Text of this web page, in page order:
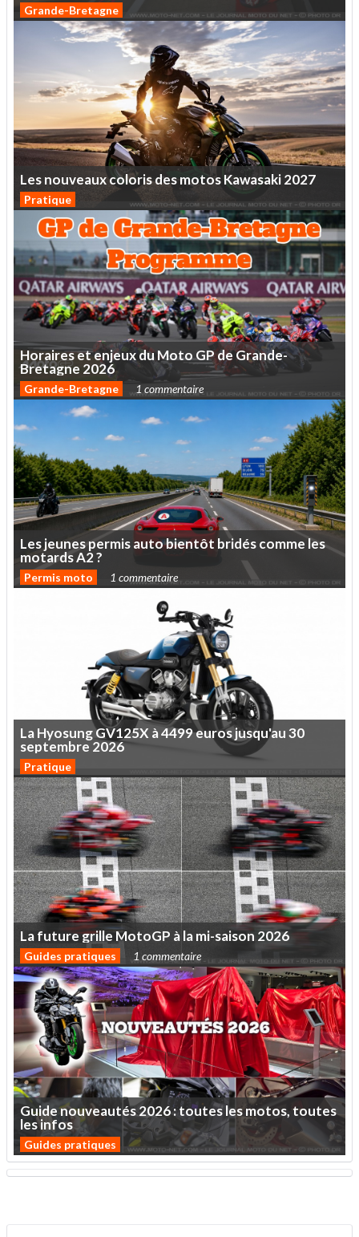
Grande-Bretagne
LesnouveauxcolorisdesmotosKawasaki2027
Pratique
HorairesetenjeuxduMotoGPdeGrande-
Bretagne 2026
Grande-Bretagne 1 commentaire
Lesjeunespermisautobientôt bridéscommeles
motardsA2?
Permis moto 1 commentaire
LaHyosungGV125X à4499eurosjusqu'au30
septembre 2026
Pratique
Lafuturegrille MotoGP àlami-saison 2026
Guides pratiques 1 commentaire
Guidenouveautés2026:touteslesmotos,toutes
lesinfos
Guides pratiques